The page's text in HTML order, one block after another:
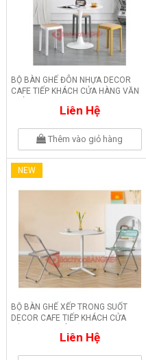
BỘ BÀN GHẾ ĐÔN NHỰA DECOR
CAFE TIẾP KHÁCH CỬA HÀNG VĂN
Liên Hệ
Thêm vào giỏ hàng
NEW
BỘ BÀN GHẾ XẾP TRONG SUỐT
DECOR CAFE TIẾP KHÁCH CỬA
Liên Hệ